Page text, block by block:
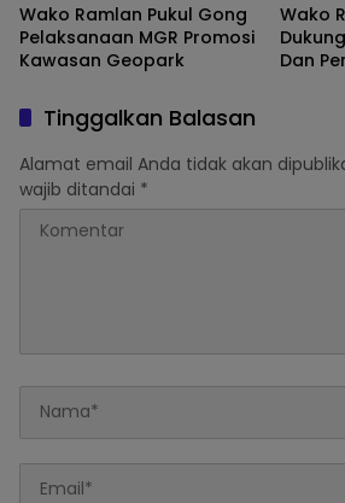
Wako Ramlan Pukul Gong
Pelaksanaan MGR Promosi
Kawasan Geopark
Wako
Dan
Tinggalkan Balasan
Alamat email Anda tidak akan
wajib ditandai *